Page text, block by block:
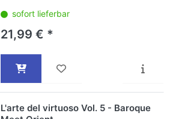
sofort lieferbar
21,99 € *
L'arte del virtuoso Vol. 5 - Baroque